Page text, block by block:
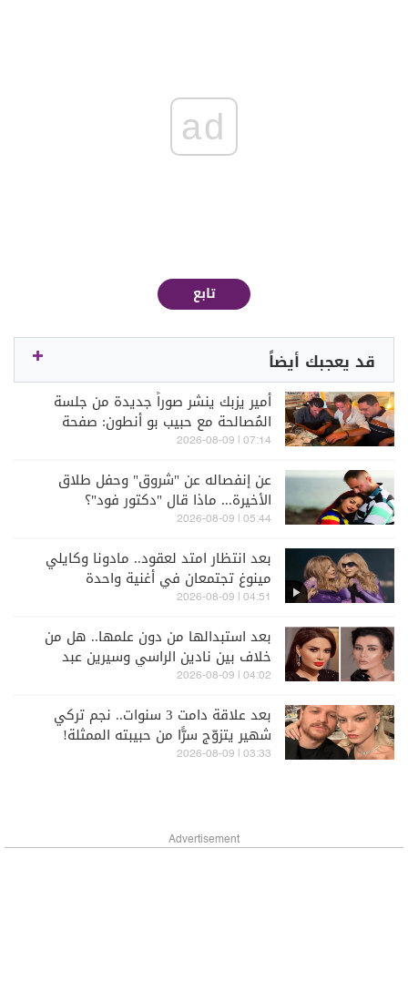
ad
تابع
قد يعجبك أيضاً
أمير يزبك ينشر صوراً جديدة من جلسة
المُصالحة مع حبيب بو أنطون: صفحة
الخلاف طُوِيَت إلى غير رجعة
07:14 | 2026-08-09
عن إنفصاله عن "شروق" وحفل طلاق
الأخيرة... ماذا قال "دكتور فود"؟
05:44 | 2026-08-09
بعد انتظار امتد لعقود.. مادونا وكايلي
مينوغ تجتمعان في أغنية واحدة
04:51 | 2026-08-09
بعد استبدالها من دون علمها.. هل من
خلاف بين نادين الراسي وسيرين عبد
النور؟
04:02 | 2026-08-09
بعد علاقة دامت 3 سنوات.. نجم تركي
شهير يتزوّج سرًّا من حبيبته الممثلة!
03:33 | 2026-08-09
Advertisement